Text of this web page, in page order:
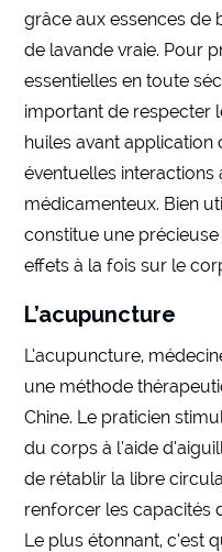
grâce aux essences de
de lavande vraie. Pour
essentielles en toute
important de respecter
huiles avant application
éventuelles interactions
médicamenteux. Bien
constitue une
effets à la fois sur le
L’acupuncture
L’acupuncture,
une méthode
Chine. Le praticien
du corps à l’aide
de rétablir la libre
renforcer les capacités
Le plus étonnant, c’est